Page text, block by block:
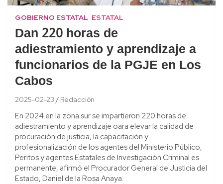
GOBIERNO ESTATAL ESTATAL
Dan 220 horas de
adiestramiento y aprendizaje a
funcionarios de la PGJE en Los
Cabos
2025-02-23 Redacción
En 2024 en la zona sur se impartieron 220 horas de
adiestramiento y aprendizaje oara elevar la calidad de
procuración de justicia, la capacitación y
profesionalización de los agentes del Ministerio Público,
Peritos y agentes Estatales de Investigación Criminal es
permanente, afirmó el Procurador General de Justicia del
Estado, Daniel de la Rosa Anaya.